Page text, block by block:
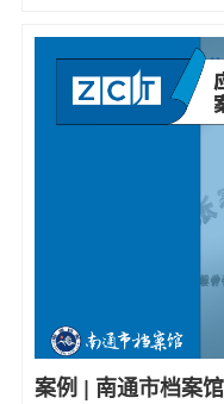
案例 | 南通市档案